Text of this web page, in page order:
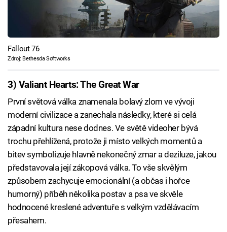
Fallout 76
Zdroj: Bethesda Softworks
3) Valiant Hearts: The Great War
První světová válka znamenala bolavý zlom ve vývoji
moderní civilizace a zanechala následky, které si celá
západní kultura nese dodnes. Ve světě videoher bývá
trochu přehlížená, protože ji místo velkých momentů a
bitev symbolizuje hlavně nekonečný zmar a deziluze, jakou
představovala její zákopová válka. To vše skvělým
způsobem zachycuje emocionální (a občas i hořce
humorný) příběh několika postav a psa ve skvěle
hodnocené kreslené adventuře s velkým vzdělávacím
přesahem.